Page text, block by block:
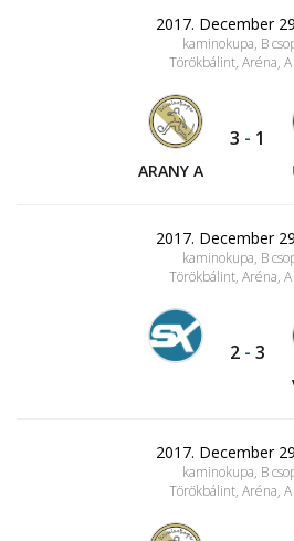
2017. December 29
kaminokupa, B
Törökbálint, Aréna,
ARANY A
3 - 1
2017. December 29
kaminokupa, B
Törökbálint, Aréna,
2 - 3
2017. December 29
kaminokupa, B
Törökbálint, Aréna,